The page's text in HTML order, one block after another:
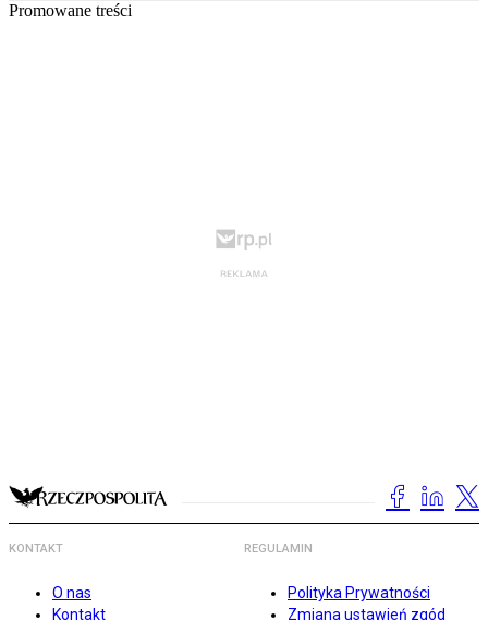
Promowane treści
KONTAKT
O nas
Kontakt
REGULAMIN
Polityka Prywatności
Zmiana ustawień zgód